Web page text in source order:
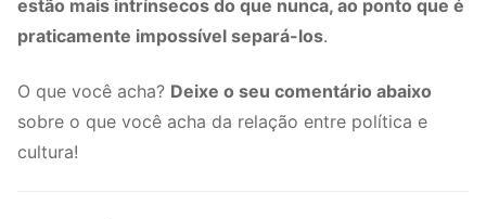
estão mais intrínsecos do que nunca, ao ponto que é
praticamente impossível separá-los.
O que você acha? Deixe o seu comentário abaixo
sobre o que você acha da relação entre política e
cultura!